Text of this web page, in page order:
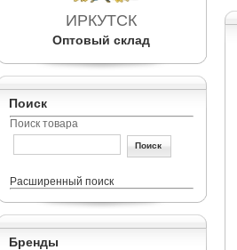
ИРКУТСК
Оптовый склад
Поиск
Поиск товара
Расширенный поиск
Бренды